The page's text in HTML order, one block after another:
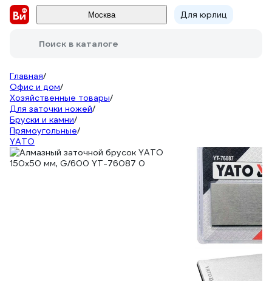
Москва Для юрлиц
Поиск в каталоге
Главная/
Офис и дом/
Хозяйственные товары/
Для заточки ножей/
Бруски и камни/
Прямоугольные/
YATO